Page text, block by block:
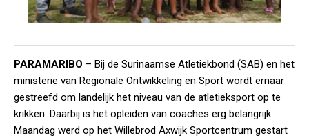
PARAMARIBO – Bij de Surinaamse Atletiekbond (SAB) en het
ministerie van Regionale Ontwikkeling en Sport wordt ernaar
gestreefd om landelijk het niveau van de atletieksport op te
krikken. Daarbij is het opleiden van coaches erg belangrijk.
Maandag werd op het Willebrod Axwijk Sportcentrum gestart